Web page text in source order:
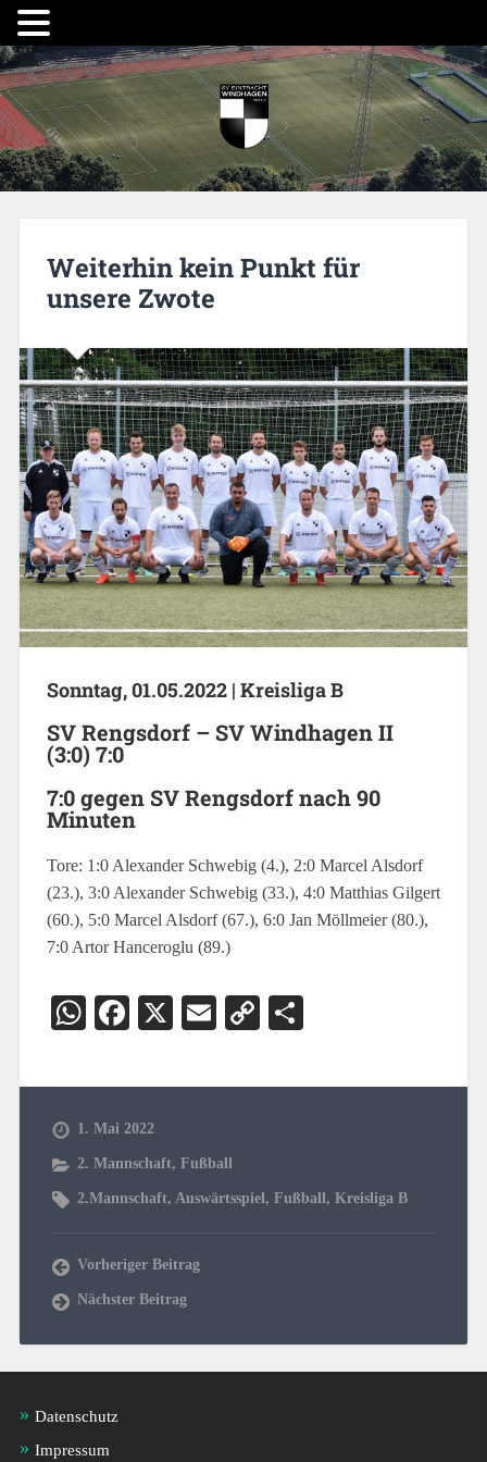
Weiterhin kein Punkt für
unsere Zwote
Sonntag, 01.05.2022 | Kreisliga B
SV Rengsdorf – SV Windhagen II
(3:0) 7:0
7:0 gegen SV Rengsdorf nach 90
Minuten
Tore: 1:0 Alexander Schwebig (4.), 2:0 Marcel Alsdorf
(23.), 3:0 Alexander Schwebig (33.), 4:0 Matthias Gilgert
(60.), 5:0 Marcel Alsdorf (67.), 6:0 Jan Möllmeier (80.),
7:0 Artor Hanceroglu (89.)
WhatsApp
Facebook
X EmailCopy
1. Mai 2022
2. Mannschaft, Fußball
2.Mannschaft, Auswärtsspiel, Fußball, Kreisliga B
Vorheriger Beitrag
Nächster Beitrag
Datenschutz
Impressum